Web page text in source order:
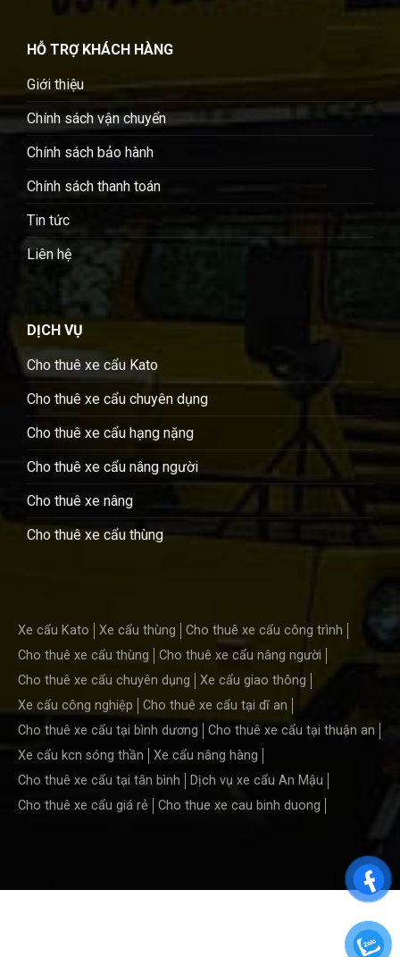
HỖ TRỢ KHÁCH HÀNG
Giới thiệu
Chính sách vận chuyển
Chính sách bảo hành
Chính sách thanh toán
Tin tức
Liên hệ
DỊCH VỤ
Cho thuê xe cẩu Kato
Cho thuê xe cẩu chuyên dụng
Cho thuê xe cẩu hạng nặng
Cho thuê xe cẩu nâng người
Cho thuê xe nâng
Cho thuê xe cẩu thùng
Xe cẩu Kato Xe cẩu thùng
Cho thuê xe cẩu công trình
Cho thuê xe cẩu thùng
Cho thuê xe cẩu nâng người
Cho thuê xe cẩu chuyên dụng
Xe cẩu giao thông
Xe cẩu công nghiệp
Cho thuê xe cẩu tại dĩ an
Cho thuê xe cẩu tại bình dương
Cho thuê xe cẩu tại thuận an
Xe cẩu kcn sóng thần
Xe cẩu nâng hàng
Cho thuê xe cẩu tại tân bình
Dịch vụ xe cẩu An Mậu
Cho thuê xe cẩu giá rẻ
Cho thue xe cau binh duong